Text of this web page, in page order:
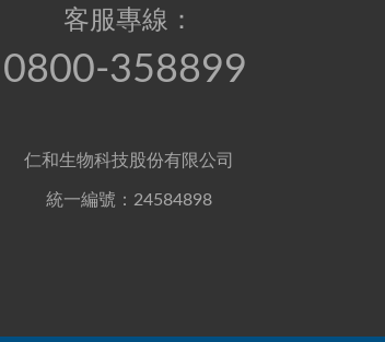
客服專線：
0800-358899
仁和生物科技股份有限公司
統一編號：24584898